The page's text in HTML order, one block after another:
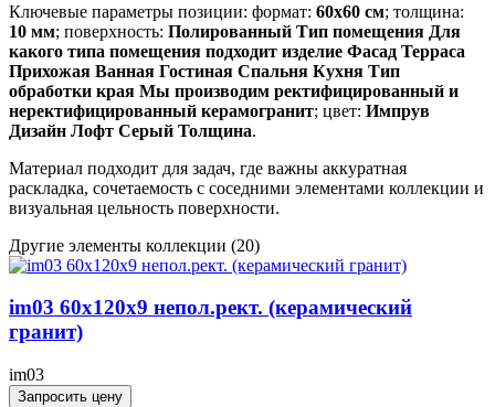
Ключевые параметры позиции: формат: 60x60 см; толщина:
10 мм; поверхность: Полированный Тип помещения Для
какого типа помещения подходит изделие Фасад Терраса
Прихожая Ванная Гостиная Спальня Кухня Тип
обработки края Мы производим ректифицированный и
неректифицированный керамогранит; цвет: Импрув
Дизайн Лофт Серый Толщина.
Материал подходит для задач, где важны аккуратная
раскладка, сочетаемость с соседними элементами коллекции и
визуальная цельность поверхности.
Другие элементы коллекции (20)
im03 60x120x9 непол.рект. (керамический
гранит)
im03
Запросить цену